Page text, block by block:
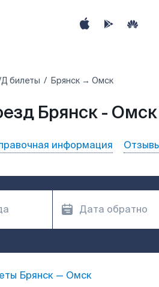
билеты Брянск → Омск
Брянск - Омск
информация
Брянск — Омск